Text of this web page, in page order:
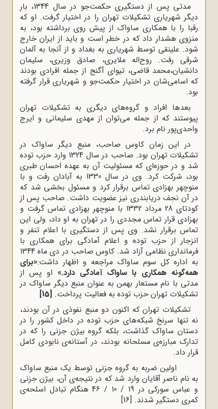
مدتی پس از دستگیری حکمت‌جو در سال 1344، بار
دیگر شهریاری تشکیلات تهران را در اختیار گرفت. او که
رقبا را با همکاری ساواک از پیش روی برداشته بود، به
منزوی هشدار داد که در خطر است و باید از ایران خارج
شود. علینقی توسط شهریاری به بغداد و از آنجا به آلمان
شرقی رفت. روح‌اله ملایری، صادق وزیری، سلیمان
دانشیان،‌محمد قاضی، تیوای آگنج از جمله افرادی بودند
که اسامی‌شان در اختیار حکمت‌جو و شهریاری قرار گرفته
بود.
بعدها افراد و گروه‌های دیگری به تشکیلات تهران
پیوستند که از جمله می‌توان از مهدی سلیمانی و ایرج
واحدی‌پور نام برد.
در این زمان کاوس صاحب، منبع دیگر ساواک در
تشکیلات تهران بود. صاحب در سال 1324 وارد حزب توده
شد و در حوزه‌ای که مسئولیت آن به عهده احسان طبری
بود، شرکت کرد. وی در سال 1330 به آبادان رفت و با
منوچهر بهزادی تماس برقرار کرد و مسئول بخشی شد که
در آن نجف دریابندری نیز عضویت داشت. صاحب پس از
کودتای 28 مرداد 1332 با منوچهر بهزادی تماس گرفت و
بهزادی قرار تماس مجددی را در تهران به او داد، ولی این
تماس برقرار نشد. وی پس از دستگیری با اعلام تنفر و
انزجار از حزب توده و اعلام آمادگی برای همکاری با
فرمانداری نظامی آزاد شد. کاوس صاحب در دی ماه 1344
به اداره کل سوم ساواک مراجعه و اظهار داشت:«برای
همه‌گونه همکاری با ساواک آمادگی دارد.» او پس از
مدتی با نام مستعار بهمن به عنوان منبع دیگر ساواک در
تشکیلات تهران حزب توده به فعالیت پرداخت. [15]
تشکیلات تهران که اکنون دو منبع نفوذی در آن بودند،
نه تنها سرنخ شبکه‌های حزب توده در داخل کشور را در
دستان ساواک گذاشت، بلکه گروه بیژن جزنی را که در
تدارک مبارزه‌ی مسلحانه بودند، در آستانه‌ی نابودی کامل
قرار داد.
اولین ضربه به گروه جزنی توسط یک منبع ساواک
به نام ناصر آقایان وارد شد که در نتیجه‌ی آن، بیژن جزنی
و عباس سورکی در 19 / 10 / 46 هنگام تبادل اسلحه‌ی
کمری دستگیر شدند. [16]